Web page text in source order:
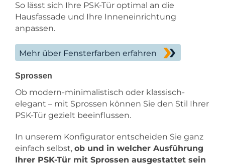
So lässt sich Ihre PSK-Tür optimal an die
Hausfassade und Ihre Inneneinrichtung
anpassen.
Mehr über Fensterfarben erfahren
Sprossen
Ob modern-minimalistisch oder klassisch-
elegant – mit Sprossen können Sie den Stil Ihrer
PSK-Tür gezielt beeinflussen.
In unserem Konfigurator entscheiden Sie ganz
einfach selbst, ob und in welcher Ausführung
Ihrer PSK-Tür mit Sprossen ausgestattet sein